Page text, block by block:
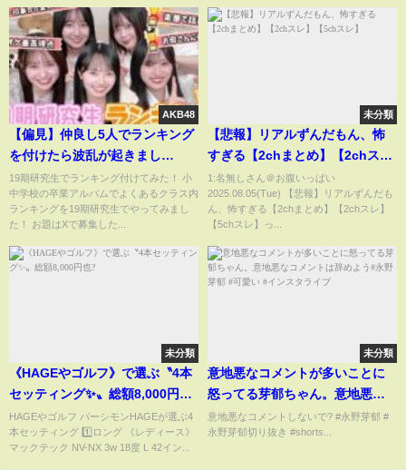
AKB48
【偏見】仲良し5人でランキング
を付けたら波乱が起きまし
た、、、 【19期研究生】
19期研究生でランキング付けてみた！ 小
中学校の卒業アルバムでよくあるクラス内
ランキングを19期研究生でやってみまし
た！ お題はXで募集した...
未分類
【悲報】リアルずんだもん、怖
すぎる【2chまとめ】【2chス
レ】【5chスレ】
1:名無しさん＠お腹いっぱい
2025.08.05(Tue) 【悲報】リアルずんだも
ん、怖すぎる【2chまとめ】【2chスレ】
【5chスレ】っ...
未分類
《HAGEやゴルフ》で選ぶ〝4本
セッティング✨〟総額8,000円
也?
HAGEやゴルフ パーシモンHAGEが選ぶ4
本セッティング 1️⃣ロング 《レディース》
マックテック NV-NX 3w 18度 L 42イン...
未分類
意地悪なコメントが多いことに
怒ってる芽郁ちゃん。意地悪な
コメントは辞めよう#永野芽郁 #
可愛い #インスタライブ
意地悪なコメントしないで? #永野芽郁 #
永野芽郁切り抜き #shorts...